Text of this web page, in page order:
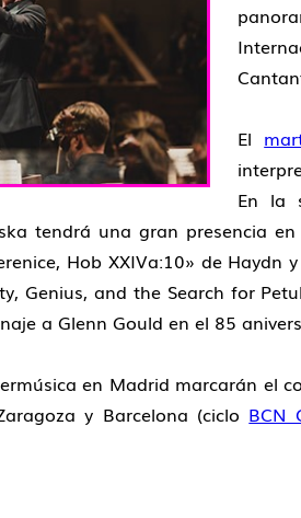
El
En la
tendrá una gran presencia
Hob XXIVa:10» de Haydn
Genius, and the Search for
a Glenn Gould en el 85
en Madrid marcarán el
y Barcelona (ciclo BCN